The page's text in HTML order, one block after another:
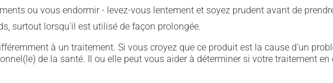
ou vous endormir - levez-vous lentement et soyez prudent avant de
surtout lorsqu'il est utilisé de façon prolongée.
à un traitement. Si vous croyez que ce produit est la cause d'un
de la santé. Il ou elle peut vous aider à déterminer si votre traitement